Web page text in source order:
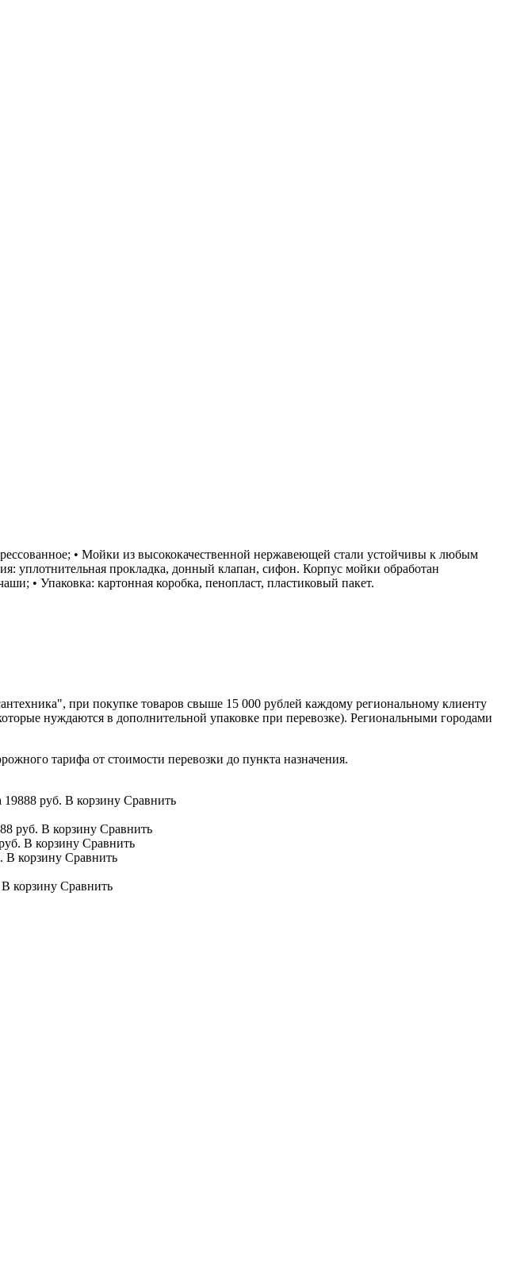
• Мойки из высококачественной нержавеющей стали устойчивы к любым
уплотнительная прокладка, донный клапан, сифон. Корпус мойки обработан
• Упаковка: картонная коробка, пенопласт, пластиковый пакет.
при покупке товаров свыше 15 000 рублей каждому региональному клиенту
нуждаются в дополнительной упаковке при перевозке). Региональными городами
тарифа от стоимости перевозки до пункта назначения.
19888 руб. В корзину Сравнить
руб. В корзину Сравнить
В корзину Сравнить
В корзину Сравнить
В корзину Сравнить